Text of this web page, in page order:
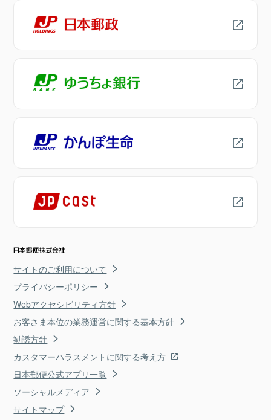
サイトのご利用について
プライバシーポリシー
Webアクセシビリティ方針
お客さま本位の業務運営に関する基本方針
勧誘方針
カスタマーハラスメントに関する考え方
日本郵便公式アプリ一覧
ソーシャルメディア
サイトマップ